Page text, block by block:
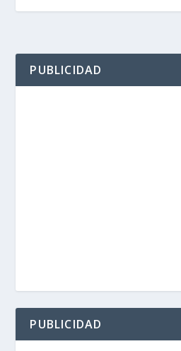
PUBLICIDAD
PUBLICIDAD